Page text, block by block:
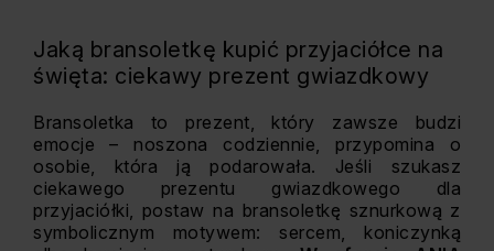
Jaką bransoletkę kupić przyjaciółce na
święta: ciekawy prezent gwiazdkowy
Bransoletka to prezent, który zawsze budzi
emocje – noszona codziennie, przypomina o
osobie, która ją podarowała. Jeśli szukasz
ciekawego prezentu gwiazdkowego dla
przyjaciółki, postaw na bransoletkę sznurkową z
symbolicznym motywem: sercem, koniczynką